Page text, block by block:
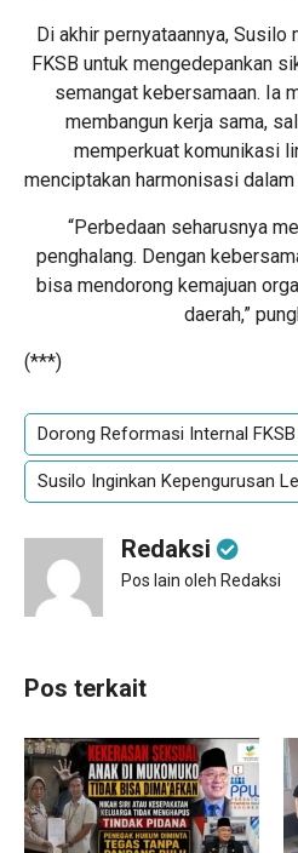
Di akhir pernyataannya, Susilo
FKSB untuk mengedepankan
semangat kebersamaan. Ia
membangun kerja sama,
memperkuat komunikasi
menciptakan harmonisasi
“Perbedaan seharusnya
penghalang. Dengan
bisa mendorong kemajuan
daerah,”
(***)
Dorong Reformasi Internal FKSB
Susilo Inginkan Kepengurusan
Redaksi
Pos lain oleh Redaksi
Pos terkait